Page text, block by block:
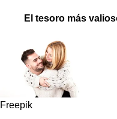
El tesoro más
Freepik